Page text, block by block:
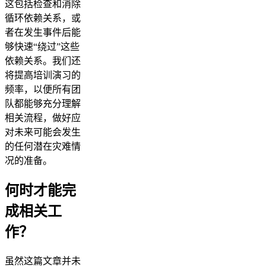
这包括检查和消除
循环依赖关系，或
者在发生事件后能
够快速“绕过”这些
依赖关系。我们还
将提高培训演习的
频率，以便所有团
队都能够充分理解
相关流程，做好应
对未来可能会发生
的任何潜在灾难情
况的准备。
何时才能完
成相关工
作？
虽然这篇文章并未